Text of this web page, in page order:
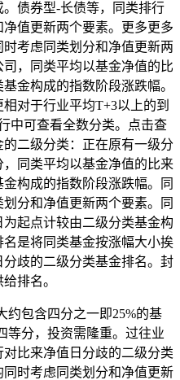
债券型-长债等，同类排行
值更新两个要素。更多更多
考虑同类划分和净值更新两
，同类平均以基金净值的比
金构成的指数阶段涨跌幅。
对于行业平均T+3以上的到
中可查看全数分类。点击查
二级分类：正在原有一级分
同类平均以基金净值的比来
构成的指数阶段涨跌幅。同
分和净值更新两个要素。同
起点计较由二级分类基金构
是将同类基金按涨幅大小挨
歧的二级分类基金排名。封
排名。
包含四分之一即25%的基
等分，投资需隆重。过往业
比来净值日分歧的二级分类
时考虑同类划分和净值更新